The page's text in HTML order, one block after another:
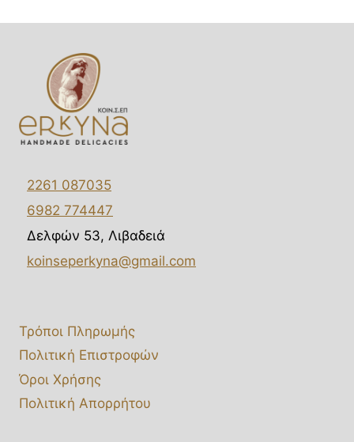
2261 087035
6982 774447
Δελφών 53, Λιβαδειά
koinseperkyna@gmail.com
Τρόποι Πληρωμής
Πολιτική Επιστροφών
Όροι Χρήσης
Πολιτική Απορρήτου